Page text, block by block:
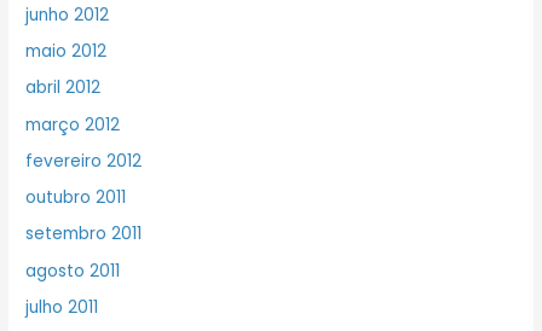
junho 2012
maio 2012
abril 2012
março 2012
fevereiro 2012
outubro 2011
setembro 2011
agosto 2011
julho 2011